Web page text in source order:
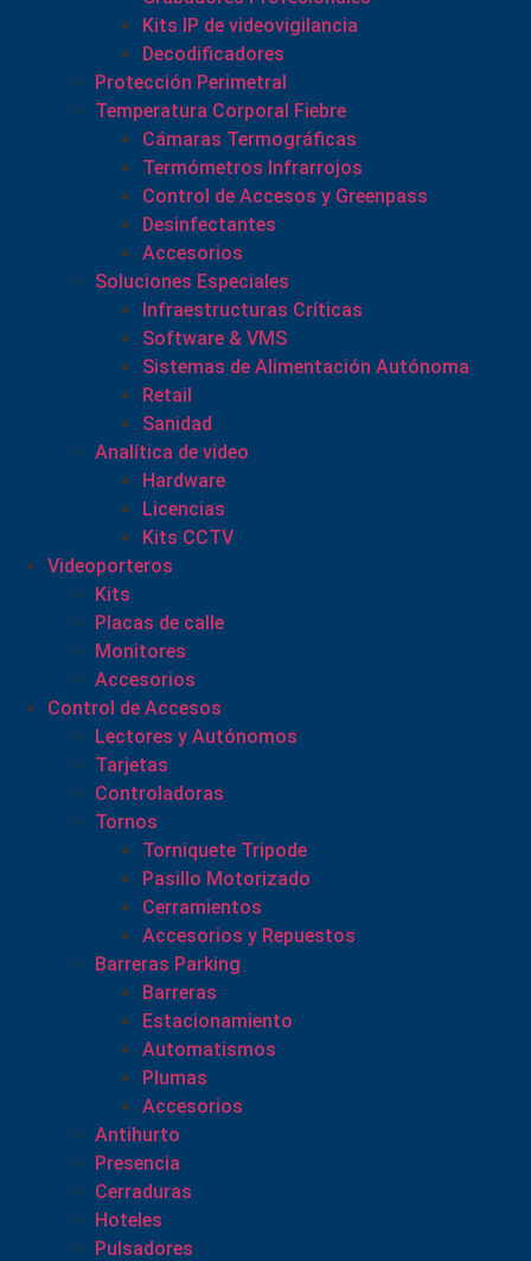
Kits IP de videovigilancia
Decodificadores
Protección Perimetral
Temperatura Corporal Fiebre
Cámaras Termográficas
Termómetros Infrarrojos
Control de Accesos y Greenpass
Desinfectantes
Accesorios
Soluciones Especiales
Infraestructuras Críticas
Software & VMS
Sistemas de Alimentación Autónoma
Retail
Sanidad
Analítica de video
Hardware
Licencias
Kits CCTV
Videoporteros
Kits
Placas de calle
Monitores
Accesorios
Control de Accesos
Lectores y Autónomos
Tarjetas
Controladoras
Tornos
Torniquete Tripode
Pasillo Motorizado
Cerramientos
Accesorios y Repuestos
Barreras Parking
Barreras
Estacionamiento
Automatismos
Plumas
Accesorios
Antihurto
Presencia
Cerraduras
Hoteles
Pulsadores